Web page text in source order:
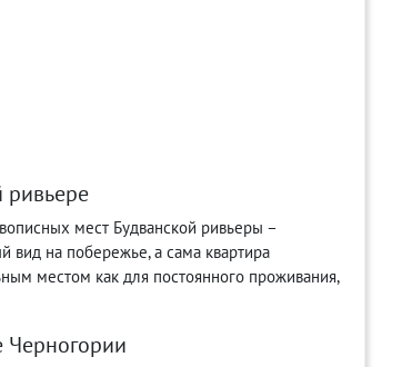
ривьере
мест Будванской ривьеры –
вид на побережье, а сама квартира
местом как для постоянного проживания,
Черногории